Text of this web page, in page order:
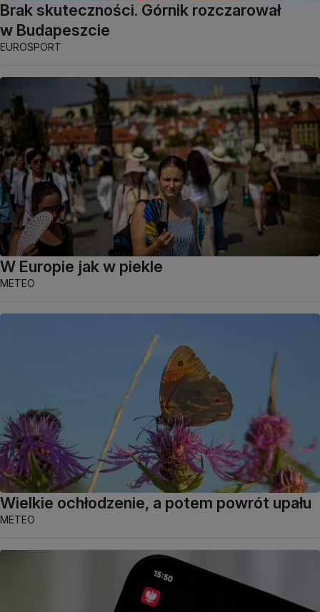
Brak skuteczności. Górnik rozczarował
w Budapeszcie
EUROSPORT
W Europie jak w piekle
METEO
Wielkie ochłodzenie, a potem powrót upału
METEO